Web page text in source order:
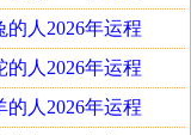
的人2026年运程
的人2026年运程
的人2026年运程